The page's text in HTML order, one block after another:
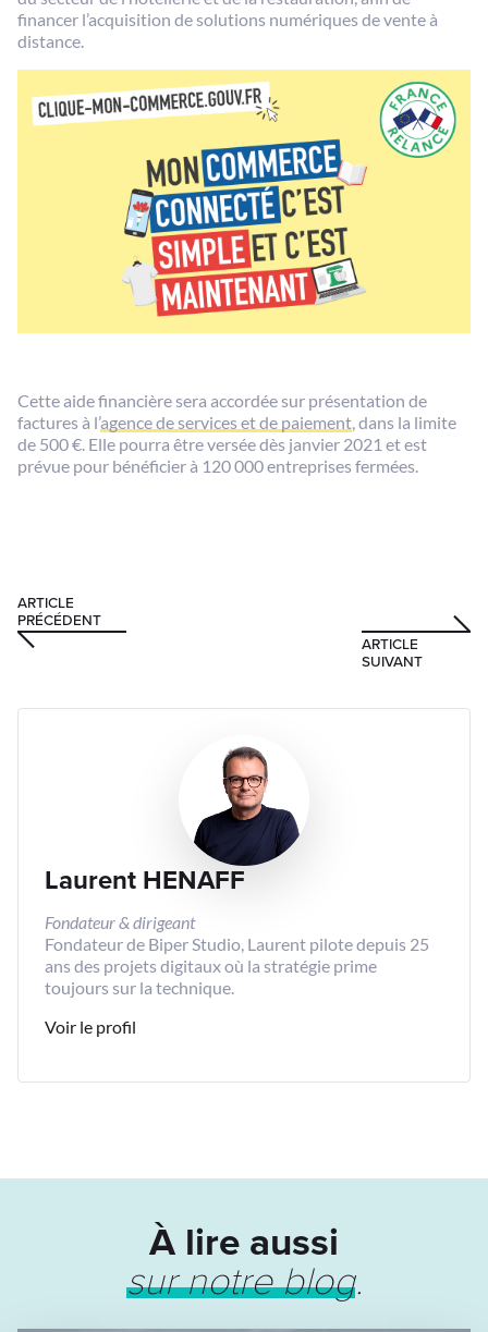
financer l’acquisition de solutions numériques de vente à
distance.
Cette aide financière sera accordée sur présentation de
factures à l’agence de services et de paiement, dans la limite
de 500 €. Elle pourra être versée dès janvier 2021 et est
prévue pour bénéficier à 120 000 entreprises fermées.
ARTICLE
PRÉCÉDENT
ARTICLE
SUIVANT
Laurent HENAFF
Fondateur & dirigeant
Fondateur de Biper Studio, Laurent pilote depuis 25
ans des projets digitaux où la stratégie prime
toujours sur la technique.
Voir le profil
À lire aussi
sur notre blog.